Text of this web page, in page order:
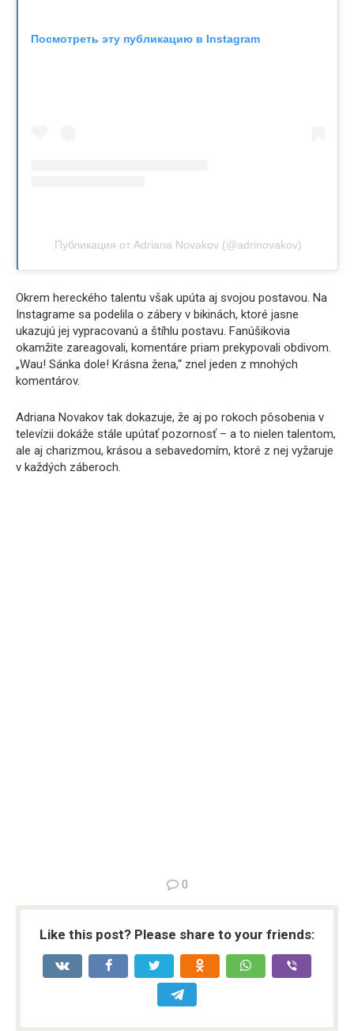
Посмотреть эту публикацию в Instagram
Публикация от Adriana Novakov (@adrinovakov)
Okrem hereckého talentu však upúta aj svojou postavou. Na
Instagrame sa podelila o zábery v bikinách, ktoré jasne
ukazujú jej vypracovanú a štíhlu postavu. Fanúšikovia
okamžite zareagovali, komentáre priam prekypovali obdivom.
„Wau! Sánka dole! Krásna žena,“ znel jeden z mnohých
komentárov.
Adriana Novakov tak dokazuje, že aj po rokoch pôsobenia v
televízii dokáže stále upútať pozornosť – a to nielen talentom,
ale aj charizmou, krásou a sebavedomím, ktoré z nej vyžaruje
v každých záberoch.
0
Like this post? Please share to your friends: